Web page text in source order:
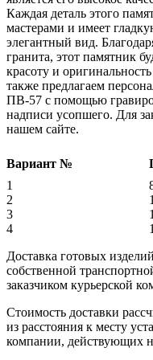
Каждая деталь этого
мастерами и имеет
элегантный вид.
гранита, этот памятник
красоту и
также предлагаем
ПВ-57 с помощью
надписи усопшего. Для
нашем сайте.
Вариант №
1
2
3
4
Доставка готовых
собственной
заказчиком курьерской
Стоимость доставки
из расстояния к месту
компании, действующих